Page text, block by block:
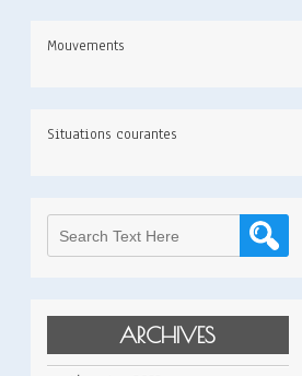
Mouvements
Situations courantes
ARCHIVES